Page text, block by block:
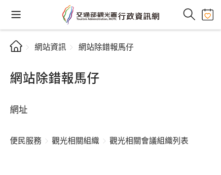
網站資訊 網站除錯報馬仔
網站除錯報馬仔
網址
便民服務 觀光相關組織 觀光相關會議組織列表